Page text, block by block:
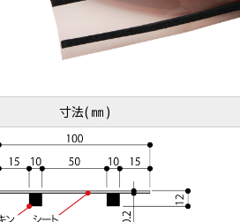
寸法( ㎜ )